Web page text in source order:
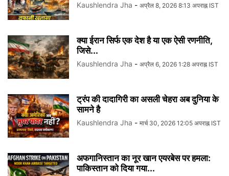
Kaushlendra Jha - अप्रैल 8, 2026 8:13 अपराह्न IST
क्या ईरान सिर्फ एक देश है या एक ऐसी रणनीति,
जिसे...
Kaushlendra Jha - अप्रैल 6, 2026 1:28 अपराह्न IST
ट्रंप की दादागिरी का असली चेहरा अब दुनिया के
सामने है
Kaushlendra Jha - मार्च 30, 2026 12:05 अपराह्न IST
अफगानिस्तान का नूर खान एयरबेस पर हमला:
पाकिस्तान को दिया गया...